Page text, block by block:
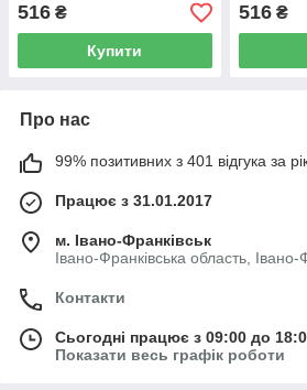
EL 105636
516 ₴
Купити
EL 105637
516₴
Про нас
99% позитивних з 401 відгука за
Працює з 31.01.2017
м. Івано-Франківськ
Івано-Франківська область, Івано-
Контакти
Сьогодні працює з 09:00 до
Показати весь графік роботи